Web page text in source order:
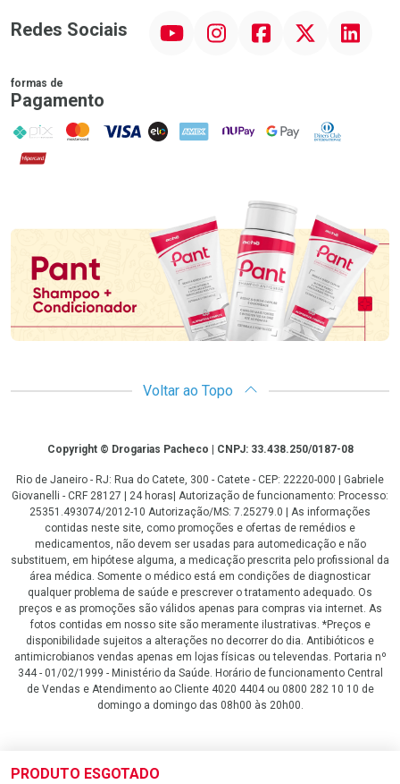
PRODUTO ESGOTADO
Redes Sociais InstagramFacebook Linkedin
formas de
Pagamento
PIX MasterCard
VISA ELO AMEX NuPay Google PayDiners Club
Hipercard
Promoção em Destaque
Voltar ao Topo
CopyrightCopyright © Drogarias Pacheco | CNPJ: 33.438.250/0187-08
Rio de Janeiro - RJ: Rua do Catete, 300 - Catete - CEP: 22220-000 | Gabriele
Giovanelli - CRF 28127 | 24 horas| Autorização de funcionamento: Processo:
25351.493074/2012-10 Autorização/MS: 7.25279.0 | As informações
contidas neste site, como promoções e ofertas de remédios e
medicamentos, não devem ser usadas para automedicação e não
substituem, em hipótese alguma, a medicação prescrita pelo profissional da
área médica. Somente o médico está em condições de diagnosticar
qualquer problema de saúde e prescrever o tratamento adequado. Os
preços e as promoções são válidos apenas para compras via internet. As
fotos contidas em nosso site são meramente ilustrativas. *Preços e
disponibilidade sujeitos a alterações no decorrer do dia. Antibióticos e
antimicrobianos vendas apenas em lojas físicas ou televendas. Portaria nº
344 - 01/02/1999 - Ministério da Saúde. Horário de funcionamento Central
de Vendas e Atendimento ao Cliente 4020 4404 ou 0800 282 10 10 de
domingo a domingo das 08h00 às 20h00.